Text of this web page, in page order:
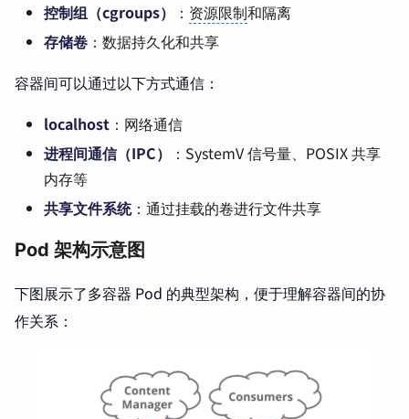
控制组（cgroups）
： 资源限制和隔离
存储卷 ：数据持久化和共享
容器间可以通过以下方式通信：
localhost ：网络通信
进程间通信（IPC）
：SystemV 信号量、POSIX 共享
内存等
共享文件系统：通过挂载的卷进行文件共享
Pod 架构示意图
下图展示了多容器 Pod 的典型架构，便于理解容器间的协
作关系：